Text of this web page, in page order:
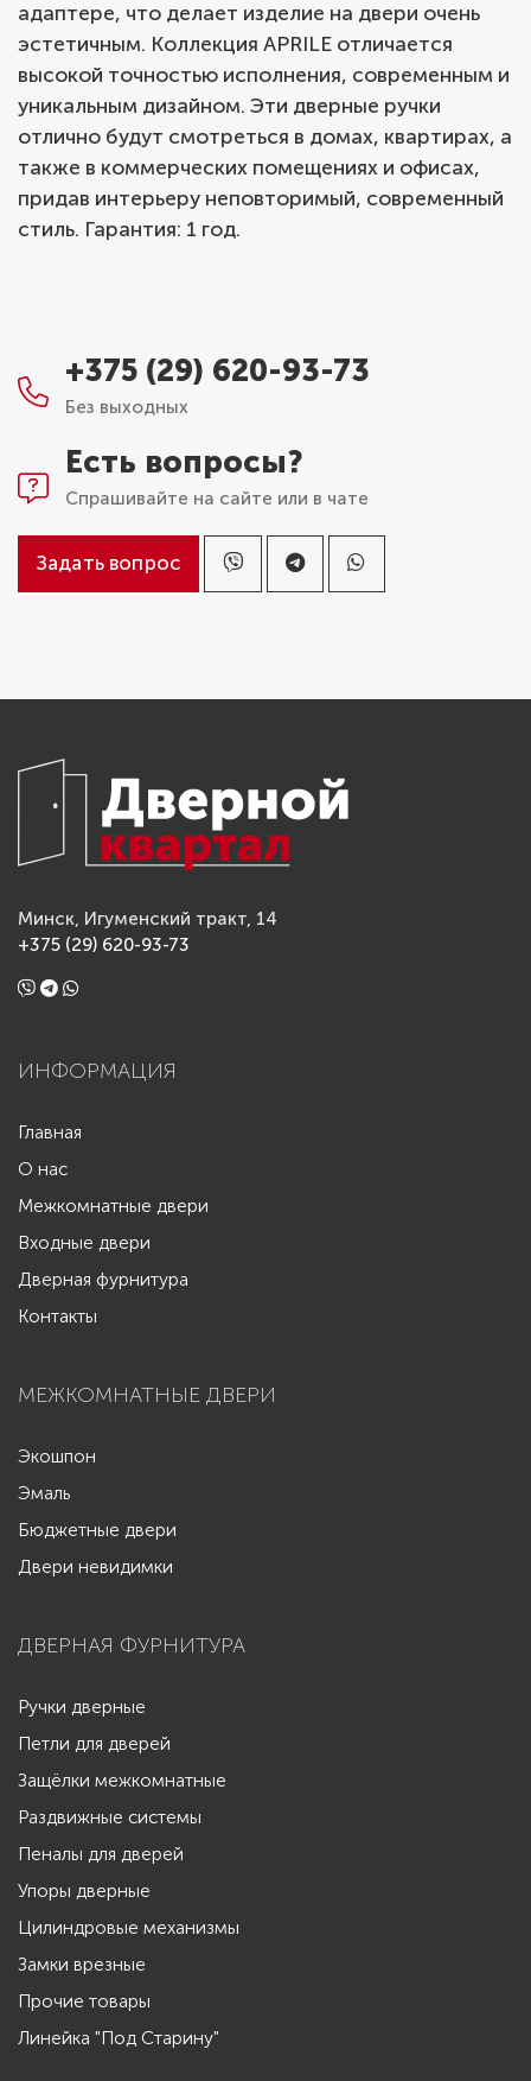
адаптере, что делает изделие на двери очень
эстетичным. Коллекция APRILE отличается
высокой точностью исполнения, современным и
уникальным дизайном. Эти дверные ручки
отлично будут смотреться в домах, квартирах, а
также в коммерческих помещениях и офисах,
придав интерьеру неповторимый, современный
стиль. Гарантия: 1 год.
+375 (29) 620-93-73
Без выходных
Есть вопросы?
Спрашивайте на сайте или в чате
Задать вопрос
Минск, Игуменский тракт, 14
+375 (29) 620-93-73
ИНФОРМАЦИЯ
Главная
О нас
Межкомнатные двери
Входные двери
Дверная фурнитура
Контакты
МЕЖКОМНАТНЫЕ ДВЕРИ
Экошпон
Эмаль
Бюджетные двери
Двери невидимки
ДВЕРНАЯ ФУРНИТУРА
Ручки дверные
Петли для дверей
Защёлки межкомнатные
Раздвижные системы
Пеналы для дверей
Упоры дверные
Цилиндровые механизмы
Замки врезные
Прочие товары
Линейка "Под Старину"